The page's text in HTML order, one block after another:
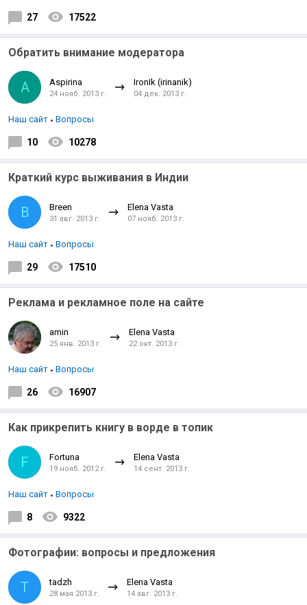
27 17522
Обратить внимание модератора
A Aspirina
24 нояб. 2013 г.
IronIk (irinanik)
04 дек. 2013 г.
Наш сайт Вопросы
10 10278
Краткий курс выживания в Индии
B Breen
31 авг. 2013 г.
Elena Vasta
07 нояб. 2013 г.
Наш сайт Вопросы
29 17510
Реклама и рекламное поле на сайте
amin
25 янв. 2013 г.
Elena Vasta
22 окт. 2013 г.
Наш сайт Вопросы
26 16907
Как прикрепить книгу в ворде в топик
F Fortuna
19 нояб. 2012 г.
Elena Vasta
14 сент. 2013 г.
Наш сайт Вопросы
8 9322
Фотографии: вопросы и предложения
T tadzh
28 мая 2013 г.
Elena Vasta
14 авг. 2013 г.